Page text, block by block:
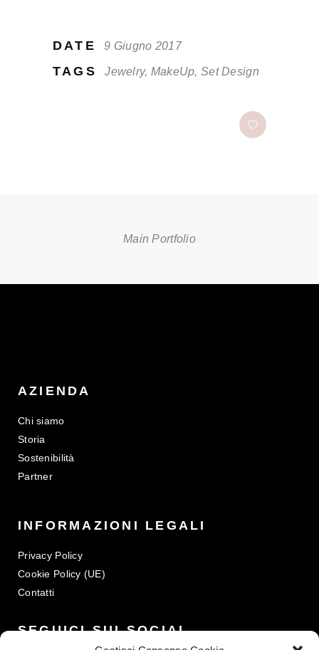
DATE 9 Giugno 2017
TAGS Jewelry, MakeUp, Set Design
Main Portfolio
AZIENDA
Chi siamo
Storia
Sostenibilità
Partner
INFORMAZIONI LEGALI
Privacy Policy
Cookie Policy (UE)
Contatti
SEGUICI SUI SOCIAL